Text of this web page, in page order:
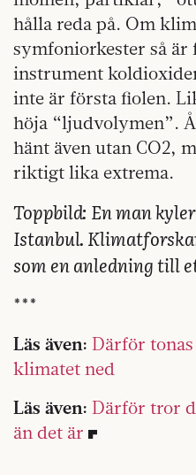
hålla reda på. Om
symfoniorkester så är
instrument
inte är första fiolen.
höja “ljudvolymen”.
hänt även utan CO2,
riktigt lika extrema.
Toppbild: En man
Istanbul.
som en anledning till
***
Läs även: Därför
klimatet ned
Läs även: Därför tror
än det är